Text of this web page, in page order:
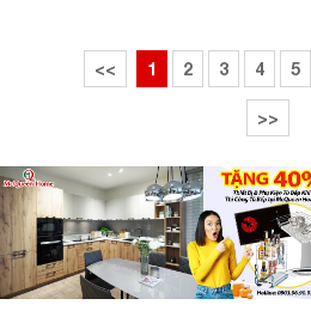
– Nhiệt độ cửa kính tối
– Quạt làm mát bên
– Cửa đóng êm
THÔNG SỐ CỦA HAFELE
<< 1 2 3 4 5
>>